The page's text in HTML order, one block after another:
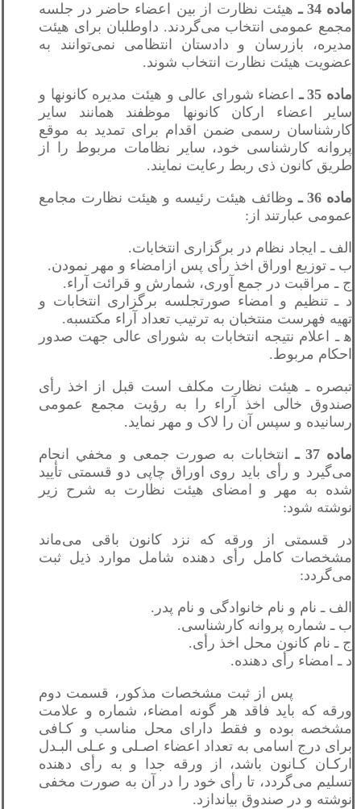
ماده 34 ـ
هیئت نظارت از بین اعضاء حاضر در جلسه
مجمع عمومی انتخاب می‌گردند. داوطلبان برای هیئت
مدیره، بازرسان و دادستان انتظامی نمی‌توانند به
عضویت هیئت نظارت انتخاب شوند.
ماده 35 ـ
اعضاء شورای عالی و هیئت مدیره کانونها و
سایر اعضاء ارکان کانونها موظفند همانند سایر
کارشناسان رسمی ضمن اقدام برای تمدید به موقع
پروانه کارشناسی خود، سایر نظامات مربوط را از
طریق کانون ذی ربط رعایت نمایند.
ماده 36 ـ
وظائف هیئت رئیسه و هیئت نظارت مجامع
عمومی عبارتند از:
الف ـ ایجاد نظام در برگزاری انتخابات.
ب ـ توزیع اوراق اخذ رأی پس ازامضاء و مهر نمودن.
ج ـ مراقبت در جمع آوری، شمارش و قرائت آراء.
د ـ تنظیم و امضاء صورتجلسه برگزاری انتخابات و
تهیه فهرست منتخبان به ترتیب تعداد آراء مکتسبه.
ه‍ ـ اعلام نتيجه انتخابات به شورای عالی جهت صدور
احکام مربوط.
تبصره ـ هیئت نظارت مکلف است قبل از اخذ رأی
صندوق خالی اخذ آراء را به رؤیت مجمع عمومی
رسانیده و سپس آن را لاک و مهر نماید.
ماده 37 ـ
انتخابات به صورت جمعی و مخفي انجام
می‌گیرد و رأی باید روی اوراق چاپی دو قسمتی تأيید
شده به مهر و امضای هیئت نظارت به شرح زير
نوشته شود:
در قسمتی از ورقه که نزد کانون باقی می‌ماند
مشخصات کامل رأی دهنده شامل موارد ذیل ثبت
می‌گردد:
الف ـ نام و نام خانوادگی و نام پدر.
ب ـ شماره پروانه کارشناسی.
ج ـ نام کانون محل اخذ رأی.
د ـ امضاء رأی دهنده.
پس از ثبت مشخصات مذکور، قسمت دوم
ورقه که باید فاقد هر گونه امضاء، شماره و علامت
مشخصه بوده و فقط دارای محل مناسب و کـافی
برای درج اسامی به تعداد اعضاء اصـلی و عـلی البـدل
ارکـان کـانون باشد، از ورقه جدا و به رأی دهنده
تسلیم می‌گردد، تا رأی خود را در آن به صورت مخفی
نوشته و در صندوق بیاندازد.